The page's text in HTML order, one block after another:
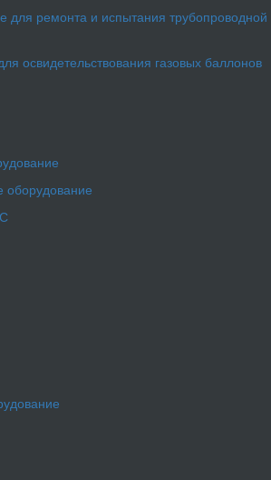
для ремонта и испытания трубопроводной
освидетельствования газовых баллонов
оборудование